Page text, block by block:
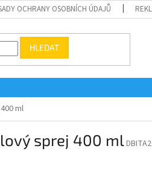
OCHRANY OSOBNÍCH ÚDAJŮ
HLEDAT
ml
sprej 400 ml